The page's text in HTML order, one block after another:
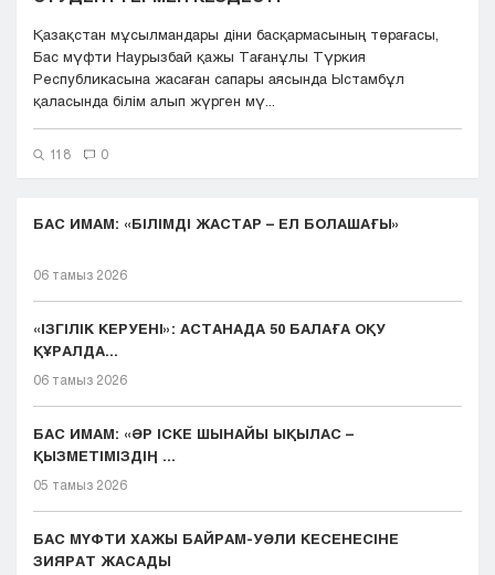
Қазақстан мұсылмандары діни басқармасының төрағасы,
Бас мүфти Наурызбай қажы Тағанұлы Түркия
Республикасына жасаған сапары аясында Ыстамбұл
қаласында білім алып жүрген мү...
118 0
БАС ИМАМ: «БІЛІМДІ ЖАСТАР – ЕЛ БОЛАШАҒЫ»
06 тамыз 2026
«ІЗГІЛІК КЕРУЕНІ»: АСТАНАДА 50 БАЛАҒА ОҚУ
ҚҰРАЛДА...
06 тамыз 2026
БАС ИМАМ: «ӘР ІСКЕ ШЫНАЙЫ ЫҚЫЛАС –
ҚЫЗМЕТІМІЗДІҢ ...
05 тамыз 2026
БАС МҮФТИ ХАЖЫ БАЙРАМ-УӘЛИ КЕСЕНЕСІНЕ
ЗИЯРАТ ЖАСАДЫ